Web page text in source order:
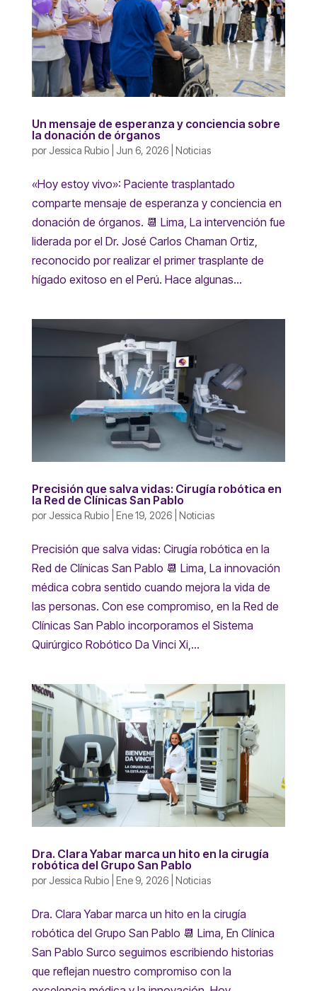
Un mensaje de esperanza y conciencia sobre
la donación de órganos
por Jessica Rubio| Jun 6, 2026| Noticias
«Hoy estoy vivo»: Paciente trasplantado
comparte mensaje de esperanza y conciencia en
donación de órganos. 📆 Lima, La intervención fue
liderada por el Dr. José Carlos Chaman Ortiz,
reconocido por realizar el primer trasplante de
hígado exitoso en el Perú. Hace algunas...
Precisión que salva vidas: Cirugía robótica en
la Red de Clínicas San Pablo
por Jessica Rubio| Ene 19, 2026| Noticias
Precisión que salva vidas: Cirugía robótica en la
Red de Clínicas San Pablo 📆 Lima, La innovación
médica cobra sentido cuando mejora la vida de
las personas. Con ese compromiso, en la Red de
Clínicas San Pablo incorporamos el Sistema
Quirúrgico Robótico Da Vinci Xi,...
Dra. Clara Yabar marca un hito en la cirugía
robótica del Grupo San Pablo
por Jessica Rubio| Ene 9, 2026| Noticias
Dra. Clara Yabar marca un hito en la cirugía
robótica del Grupo San Pablo 📆 Lima, En Clínica
San Pablo Surco seguimos escribiendo historias
que reflejan nuestro compromiso con la